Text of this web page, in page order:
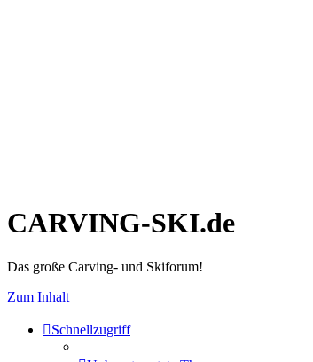
CARVING-SKI.de
Das große Carving- und Skiforum!
Zum Inhalt
Schnellzugriff